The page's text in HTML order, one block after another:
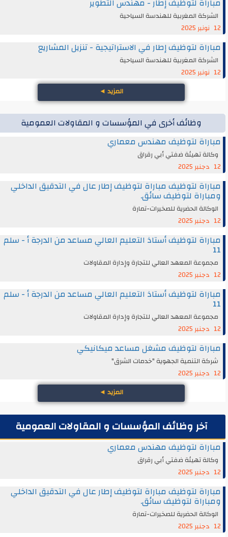
مباراة لتوظيف إطار - مهندس التطوير
الشركة المغربية للهندسة السياحية
12 نونبر 2025
مباراة لتوظيف إطار في الاستراتيجية - تنزيل المشاريع
الشركة المغربية للهندسة السياحية
12 نونبر 2025
المزيد◄
وظائف أخرى في المؤسسات و المقاولات العمومية
مباراة لتوظيف مهندس معماري
وكالة تهيئة ضفتي أبي رقراق
12 دجنبر 2025
مباراة لتوظيف مباراة لتوظيف إطار عال في التدقيق الداخلي
ومباراة لتوظيف سائق.
الوكالة الحضرية للصخيرات-تمارة
12 دجنبر 2025
مباراة لتوظيف أستاذ التعليم العالي مساعد من الدرجة أ - سلم
11
مجموعة المعهد العالي للتجارة وإدارة المقاولات
12 دجنبر 2025
مباراة لتوظيف أستاذ التعليم العالي مساعد من الدرجة أ - سلم
11
مجموعة المعهد العالي للتجارة وإدارة المقاولات
12 دجنبر 2025
مباراة لتوظيف مشغل مساعد ميكانيكي
شركة التنمية الجهوية "خدمات الشرق"
12 دجنبر 2025
المزيد◄
آخر وظائف المؤسسات و المقاولات العمومية
مباراة لتوظيف مهندس معماري
وكالة تهيئة ضفتي أبي رقراق
12 دجنبر 2025
مباراة لتوظيف مباراة لتوظيف إطار عال في التدقيق الداخلي
ومباراة لتوظيف سائق.
الوكالة الحضرية للصخيرات-تمارة
12 دجنبر 2025